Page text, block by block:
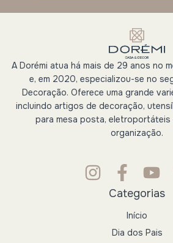
A Dorémi atua há mais de 29 anos no
e, em 2020, especializou-se no
Decoração. Oferece uma grande
incluindo artigos de decoração,
para mesa posta, eletroportáteis
organização.
Categorias
Início
Dia dos Pais